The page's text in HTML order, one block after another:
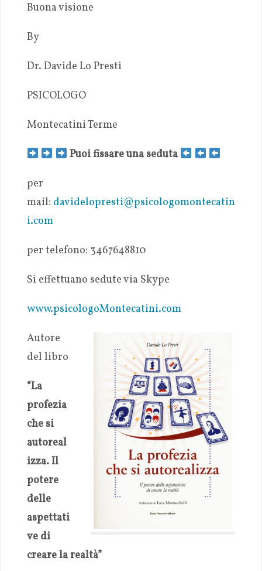
Buona visione
By
Dr. Davide Lo Presti
PSICOLOGO
Montecatini Terme
Puoi fissare una seduta
per
mail: davidelopresti@psicologomontecatin
i.com
per telefono: 3467648810
Si effettuano sedute via Skype
www.psicologoMontecatini.com
Autore
del libro
“La
profezia
che si
autoreal
izza. Il
potere
delle
aspettati
ve di
creare la realtà”